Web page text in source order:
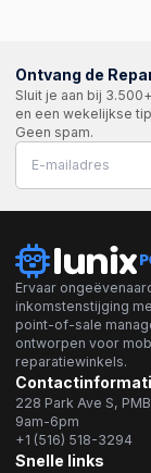
Ontvang de
Sluit je aan bij
en een wekelijkse
Geen spam.
Ervaar
inkomstenstijging
point-of-sale
ontworpen voor
reparatiewinkels.
228 Park Ave S,
9am-6pm
+1 (516) 518-3294
Snelle links